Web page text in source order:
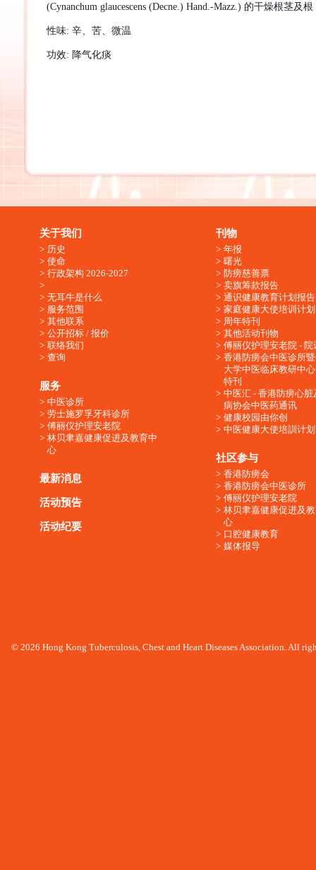
(Cynanchum glaucescens (Decne.) Hand.-Mazz.) 的干燥根茎及根
性味: 辛、苦、微温
功效: 降气化痰
关于我们
历史
使命
行政架构 2026-2027
无耳牛是什么
服务范围
其他联系
公开招标 / 报价
联络我们
查询
服务
中医诊所
劳士施罗孚牙科诊所
傅丽仪护理安老院
林贝聿嘉健康促进及教育中
心
最新消息
活动预告
活动纪要
刊物
年报
曙光
防痨慈善票
卖旗筹款报告
通识健康教育计划报告
家庭健康大使培训计划
周年特刊
其他活动刊物
傅丽仪护理安老院 - 院
香港防痨会中医诊所
大学中医临床教研中
特刊
中医汇 - 香港防痨心脏
病协会中医药通讯
健康校园由你创
中医健康大使培訓计划
社区参与
香港防痨会
香港防痨会中医诊所
傅丽仪护理安老院
林贝聿嘉健康促进及
心
口腔健康教育
媒体报导
© 2026 Hong Kong Tuberculosis, Chest and Heart Diseases Association. All